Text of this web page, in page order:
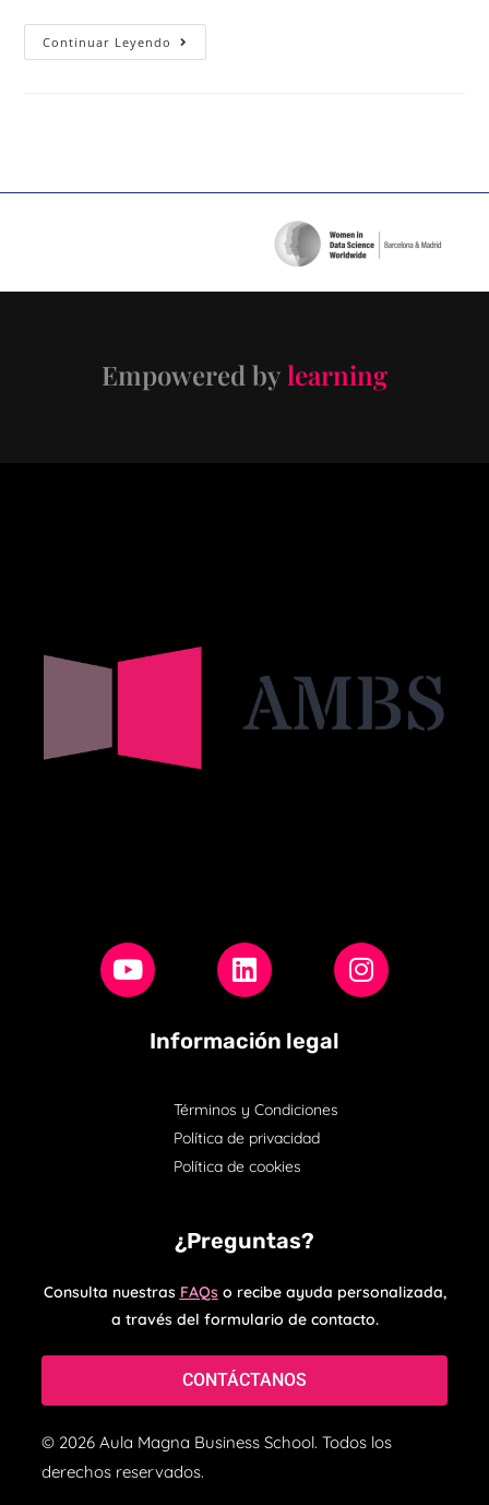
Continuar Leyendo
Empowered bylearning
Información legal
Términos y Condiciones
Política de privacidad
Política de cookies
¿Preguntas?
Consulta nuestras FAQs o recibe ayuda personalizada,
a través del formulario de contacto.
CONTÁCTANOS
© 2026 Aula Magna Business School. Todos los
derechos reservados.